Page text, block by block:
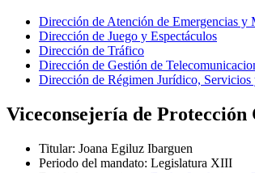
Dirección de Atención de Emergencias y
Dirección de Juego y Espectáculos
Dirección de Tráfico
Dirección de Gestión de
Dirección de Régimen Jurídico, Servicios
Viceconsejería de Protección
Titular: Joana Egiluz Ibarguen
Periodo del mandato: Legislatura XIII